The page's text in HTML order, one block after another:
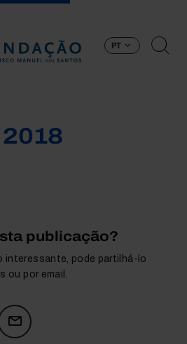
PT
publicação?
interessante, pode partilhá-lo
ou por email.